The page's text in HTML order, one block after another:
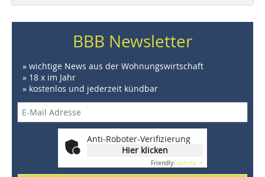
BBB Newsletter
» wichtige News aus der Wohnungswirtschaft
» 18 x im Jahr
» kostenlos und jederzeit kündbar
Anti-Roboter-Verifizierung
Hier klicken
FriendlyCaptcha ⇗